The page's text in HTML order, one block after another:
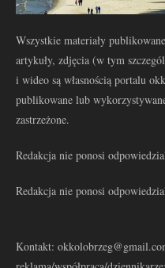
Wszystkie materiały
artykuły, zdjęcia (w tym
i wideo są własnością portalu
publikowane lub
zastrzeżone.
Redakcja nie ponosi
Redakcja nie ponosi
Kontakt: